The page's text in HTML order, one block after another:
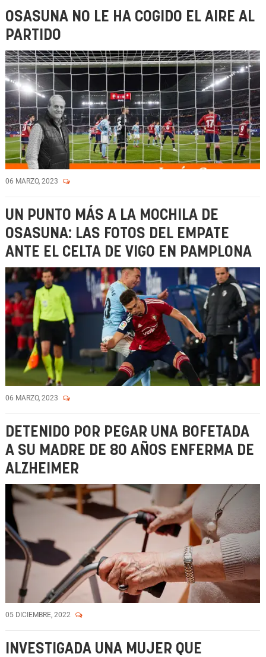
OSASUNA NO LE HA COGIDO EL AIRE AL
PARTIDO
06 MARZO, 2023
UN PUNTO MÁS A LA MOCHILA DE
OSASUNA: LAS FOTOS DEL EMPATE
ANTE EL CELTA DE VIGO EN PAMPLONA
06 MARZO, 2023
DETENIDO POR PEGAR UNA BOFETADA
A SU MADRE DE 80 AÑOS ENFERMA DE
ALZHEIMER
05 DICIEMBRE, 2022
INVESTIGADA UNA MUJER QUE